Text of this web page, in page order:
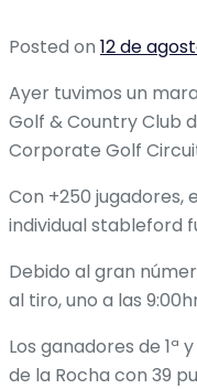
Posted on 12 de
Ayer tuvimos un
Golf & Country Club
Corporate Golf
Con +250 jugadores,
individual stableford
Debido al gran
al tiro, uno a las
Los ganadores de 1ª
de la Rocha con 39